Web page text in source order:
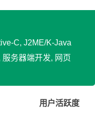
C, J2ME/K-Java
务器端开发, 网页
用户活跃度